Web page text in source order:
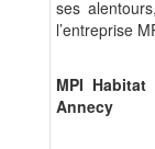
ses
l’entreprise
MPI
Annecy